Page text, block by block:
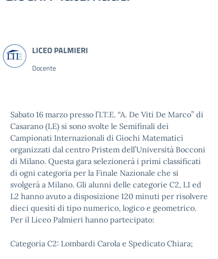
Docente
Sabato 16 marzo presso l’I.T.E. “A. De Viti De Marco” di
Casarano (LE) si sono svolte le Semifinali dei
Campionati Internazionali di Giochi Matematici
organizzati dal centro Pristem dell’Università Bocconi
di Milano. Questa gara selezionerà i primi classificati
di ogni categoria per la Finale Nazionale che si
svolgerà a Milano. Gli alunni delle categorie C2, L1 ed
L2 hanno avuto a disposizione 120 minuti per risolvere
dieci quesiti di tipo numerico, logico e geometrico.
Per il Liceo Palmieri hanno partecipato:
Categoria C2: Lombardi Carola e Spedicato Chiara;